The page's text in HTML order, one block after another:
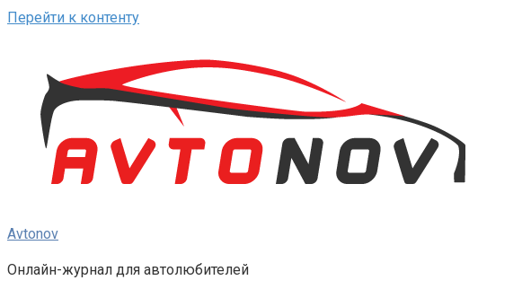
Перейти к контенту
Avtonov
Онлайн-журнал для автолюбителей